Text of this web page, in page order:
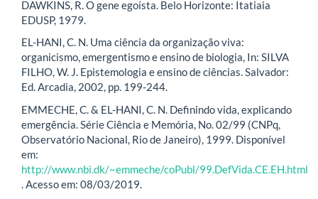
DAWKINS, R. O gene egoísta. Belo Horizonte: Itatiaia
EDUSP, 1979.
EL-HANI, C. N. Uma ciência da organização viva:
organicismo, emergentismo e ensino de biologia, In: SILVA
FILHO, W. J. Epistemologia e ensino de ciências. Salvador:
Ed. Arcadia, 2002, pp. 199-244.
EMMECHE, C. & EL-HANI, C. N. Definindo vida, explicando
emergência. Série Ciência e Memória, No. 02/99 (CNPq,
Observatório Nacional, Rio de Janeiro), 1999. Disponível
em:
http://www.nbi.dk/~emmeche/coPubl/99.DefVida.CE.EH.html
. Acesso em: 08/03/2019.